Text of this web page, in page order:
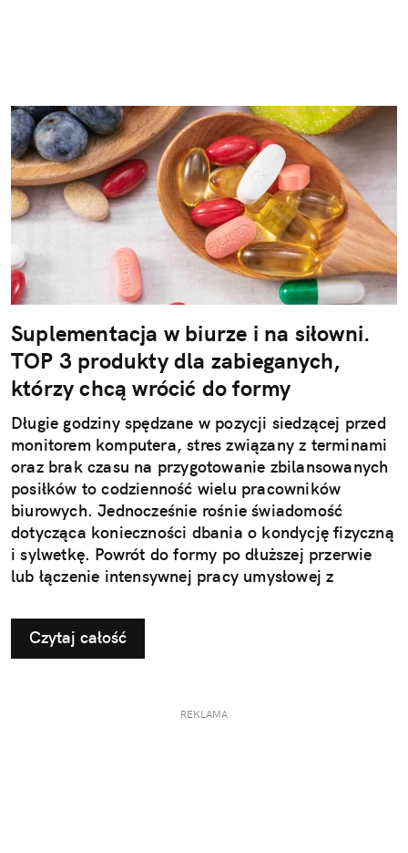
Suplementacja w biurze i na siłowni.
TOP 3 produkty dla zabieganych,
którzy chcą wrócić do formy
Długie godziny spędzane w pozycji siedzącej przed
monitorem komputera, stres związany z terminami
oraz brak czasu na przygotowanie zbilansowanych
posiłków to codzienność wielu pracowników
biurowych. Jednocześnie rośnie świadomość
dotycząca konieczności dbania o kondycję fizyczną
i sylwetkę. Powrót do formy po dłuższej przerwie
lub łączenie intensywnej pracy umysłowej z
podejścia. Kluczem do sukcesu jest nie tylko
odpowiedni plan treningowy, ale także właściwe
odżywienie organizmu.
Czytaj całość
REKLAMA